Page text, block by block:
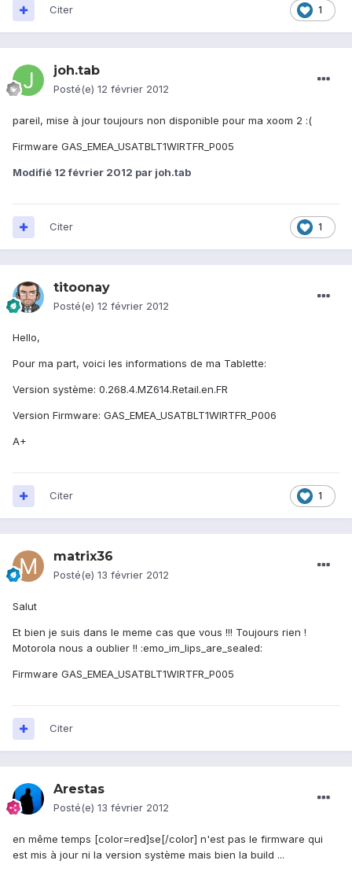
1
Citer
joh.tab
Posté(e) 12 février 2012
pareil, mise à jour toujours non disponible pour ma xoom 2 :(
Firmware GAS_EMEA_USATBLT1WIRTFR_P005
Modifié 12 février 2012 par joh.tab
1
Citer
titoonay
Posté(e) 12 février 2012
Hello,
Pour ma part, voici les informations de ma Tablette:
Version système: 0.268.4.MZ614.Retail.en.FR
Version Firmware: GAS_EMEA_USATBLT1WIRTFR_P006
A+
1
Citer
matrix36
Posté(e) 13 février 2012
Salut
Et bien je suis dans le meme cas que vous !!! Toujours rien !
Motorola nous a oublier !! :emo_im_lips_are_sealed:
Firmware GAS_EMEA_USATBLT1WIRTFR_P005
Citer
Arestas
Posté(e) 13 février 2012
en même temps [color=red]se[/color] n'est pas le firmware qui
est mis à jour ni la version système mais bien la build ...